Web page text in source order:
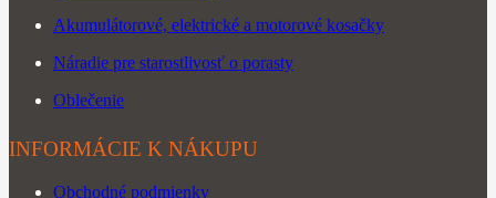
Akumulátorové, elektrické a motorové kosačky
Náradie pre starostlivosť o porasty
Oblečenie
INFORMÁCIE K NÁKUPU
Obchodné podmienky